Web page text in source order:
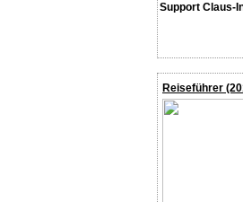
Support Claus-
Reiseführer